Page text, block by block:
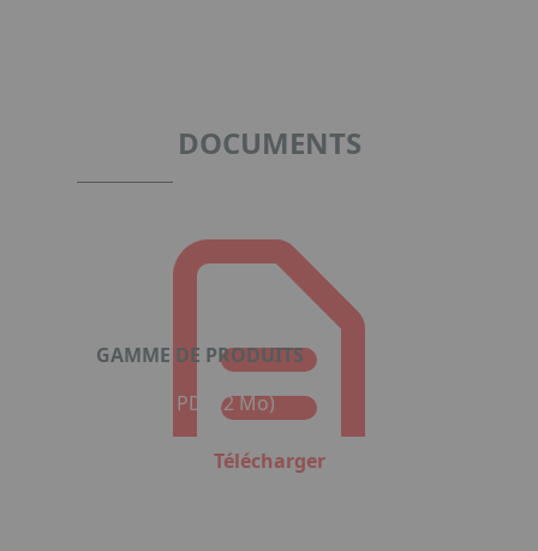
DOCUMENTS
GAMME DE PRODUITS
Format : PDF (2 Mo)
Télécharger